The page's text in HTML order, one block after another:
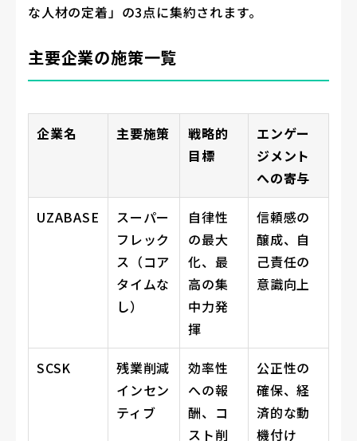
な人材の定着」の3点に集約されます。
主要企業の施策一覧
企業名 主要施策
戦略的
目標
エンゲー
ジメント
への寄与
UZABASE
スーパー
フレック
ス（コア
タイムな
し）
自律性
の最大
化、最
高の集
中力発
揮
信頼感の
醸成、自
己責任の
意識向上
SCSK
残業削減
インセン
ティブ
効率性
への報
酬、コ
スト削
公正性の
確保、経
済的な動
機付け